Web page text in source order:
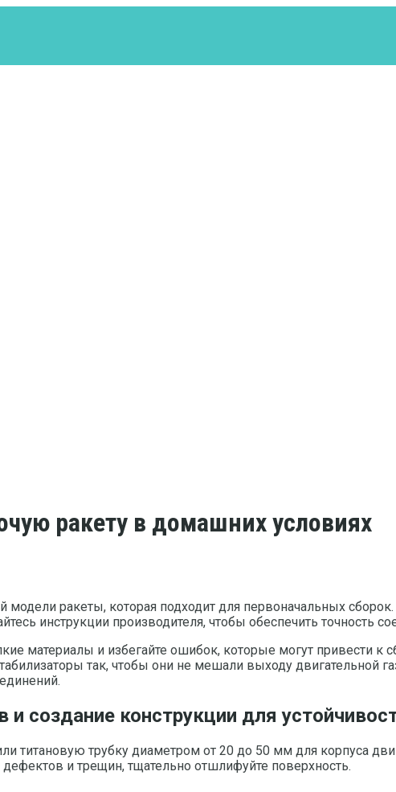
ракету в домашних условиях
модели ракеты, которая подходит для первоначальных
инструкции производителя, чтобы обеспечить точность
материалы и избегайте ошибок, которые могут привести
так, чтобы они не мешали выходу двигательной
создание конструкции для
титановую трубку диаметром от 20 до 50 мм для корпуса
дефектов и трещин, тщательно отшлифуйте поверхность.